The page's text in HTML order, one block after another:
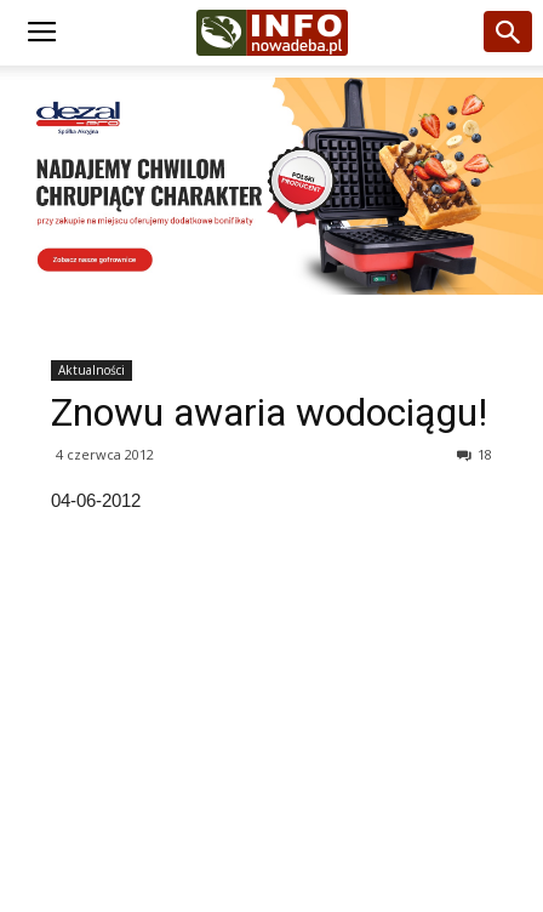
Aktualności
Znowu awaria wodociągu!
4 czerwca 2012 18
04-06-2012